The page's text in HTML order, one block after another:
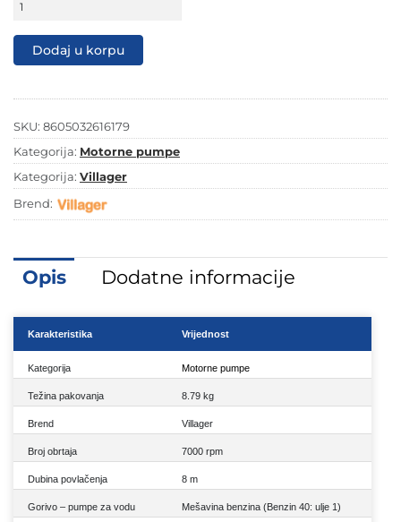
pumpa
vodu
Villager
E
Dodaj u korpu
SKU: 8605032616179
Kategorija: Motorne pumpe
Kategorija: Villager
Brend:
Opis Dodatne informacije
Karakteristika Vrijednost
Kategorija Motorne pumpe
Težina pakovanja 8.79 kg
Brend Villager
Broj obrtaja 7000 rpm
Dubina povlačenja 8 m
Gorivo – pumpe za vodu Mešavina benzina (Benzin 40: ulje 1)